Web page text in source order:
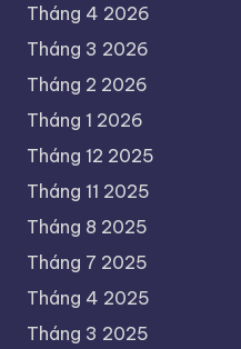
Tháng 4 2026
Tháng 3 2026
Tháng 2 2026
Tháng 1 2026
Tháng 12 2025
Tháng 11 2025
Tháng 8 2025
Tháng 7 2025
Tháng 4 2025
Tháng 3 2025